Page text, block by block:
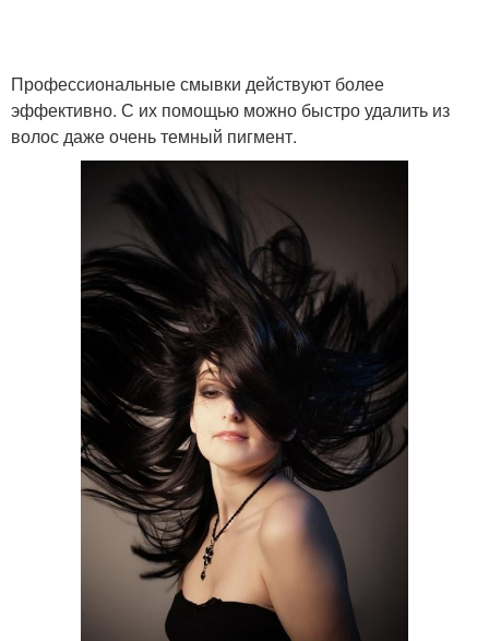
Профессиональные смывки действуют более
эффективно. С их помощью можно быстро удалить из
волос даже очень темный пигмент.